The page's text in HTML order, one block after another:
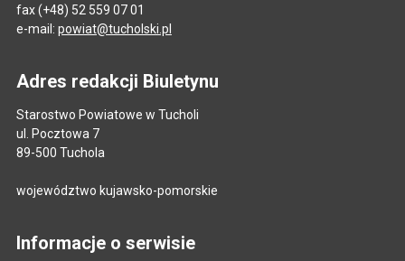
fax (+48) 52 559 07 01
e-mail: powiat@tucholski.pl
Adres redakcji Biuletynu
Starostwo Powiatowe w Tucholi
ul. Pocztowa 7
89-500 Tuchola
województwo kujawsko-pomorskie
Informacje o serwisie